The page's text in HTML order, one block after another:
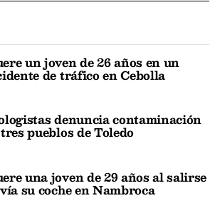
un joven de 26 años en un
de tráfico en Cebolla
denuncia contaminación
pueblos de Toledo
una joven de 29 años al salirse
su coche en Nambroca